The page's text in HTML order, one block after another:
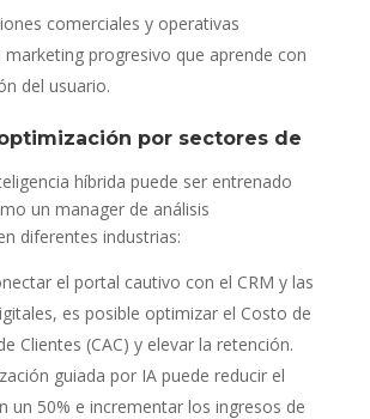
comerciales y operativas
progresivo que aprende con
del usuario.
por sectores de
híbrida puede ser entrenado
un manager de análisis
diferentes industrias:
el portal cautivo con el CRM y las
es posible optimizar el Costo de
Clientes (CAC) y elevar la retención.
guiada por IA puede reducir el
un 50% e incrementar los ingresos de